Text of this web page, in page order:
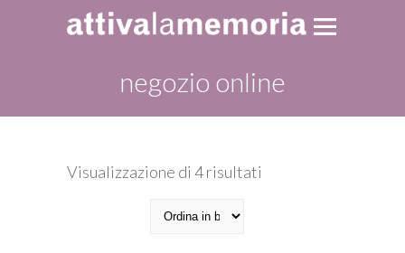
negozio online
Visualizzazione di 4 risultati